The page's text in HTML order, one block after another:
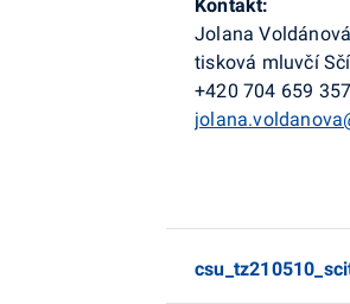
Kontakt:
Jolana Voldánová
tisková mluvčí
+420 704 659 357